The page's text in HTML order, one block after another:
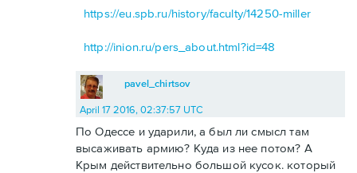
https://eu.spb.ru/history/faculty/14250-miller
http://inion.ru/pers_about.html?id=48
pavel_chirtsov
April 17 2016, 02:37:57 UTC
По Одессе и ударили, а был ли смысл там
высаживать армию? Куда из нее потом? А
Крым действительно большой кусок. который